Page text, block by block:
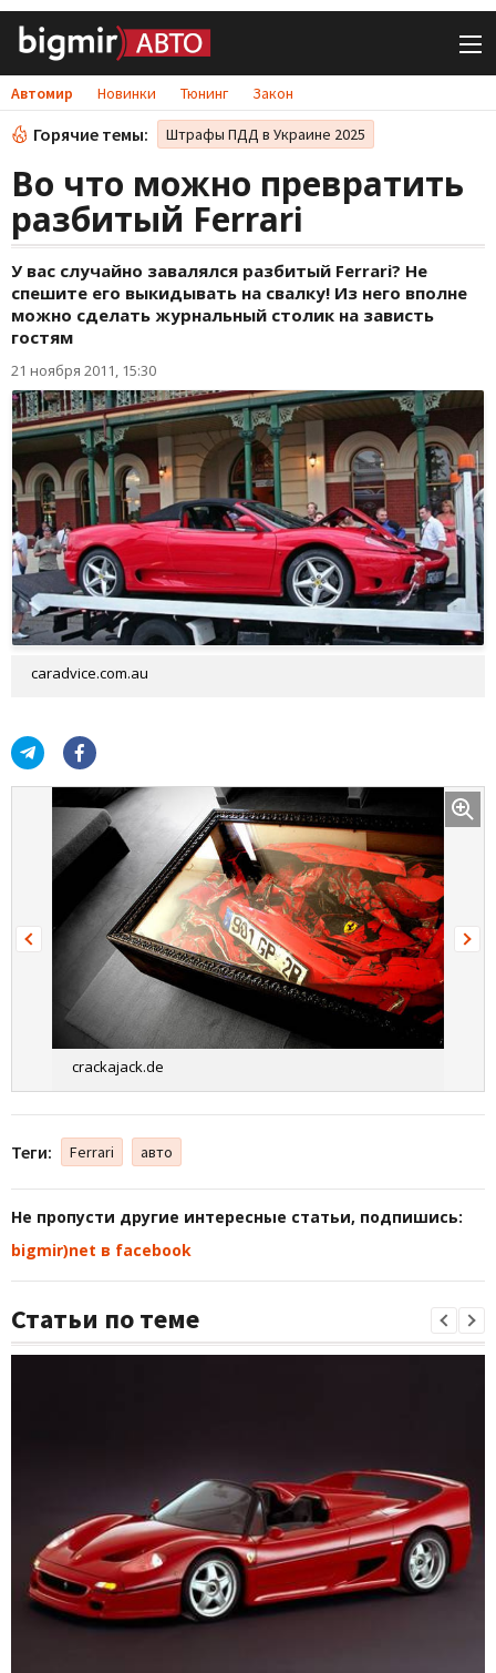
Автомир Новинки Тюнинг Закон
Горячие темы: Штрафы ПДД в Украине 2025
Во что можно превратить
разбитый Ferrari
У вас случайно завалялся разбитый Ferrari? Не
спешите его выкидывать на свалку! Из него вполне
можно сделать журнальный столик на зависть
гостям
21 ноября 2011, 15:30
caradvice.com.au
crackajack.de
Теги: Ferrari авто
Не пропусти другие интересные статьи, подпишись:
bigmir)net в facebook
Статьи по теме